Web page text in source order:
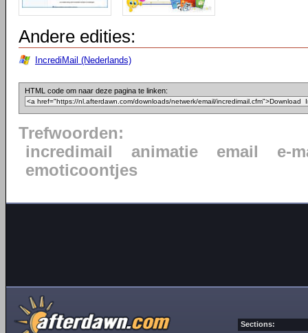
Andere edities:
IncrediMail (Nederlands)
HTML code om naar deze pagina te linken:
Trefwoorden:
incredimail
animatie email
e-
emoticoontjes
Sections: